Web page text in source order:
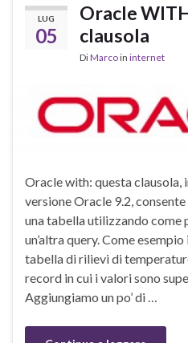
LUG
05
Oracle
clausola
DiMarcoin internet
Oracle with: questa
versione Oracle 9.2,
una tabella utilizzando
un’altra query. Come
tabella di rilievi di
record in cui i valori sono
Aggiungiamo un po’ di …